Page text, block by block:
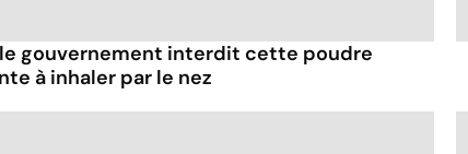
gouvernement interdit cette poudre
à inhaler par le nez